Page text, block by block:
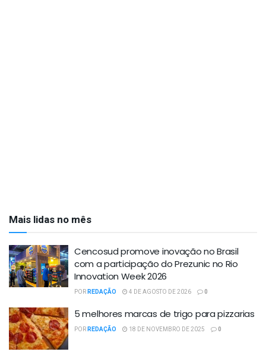
Mais lidas no mês
Cencosud promove inovação no Brasil
com a participação do Prezunic no Rio
Innovation Week 2026
PORREDAÇÃO 4 DE AGOSTO DE 2026 0
5 melhores marcas de trigo para pizzarias
PORREDAÇÃO 18 DE NOVEMBRO DE 2025 0